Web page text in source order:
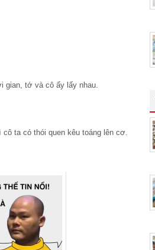
gian, tớ và cô ấy lấy nhau.
cô ta có thói quen kêu toáng lên cơ.